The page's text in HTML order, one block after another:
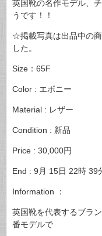
英国靴の名作モデル、
うです！！
☆掲載写真は出品中の
した。
Size：65F
Color : エボニー
Material : レザー
Condition : 新品
Price : 30,000円
End : 9月 15日 22時 39
Information ：
英国靴を代表するブラ
番モデルで